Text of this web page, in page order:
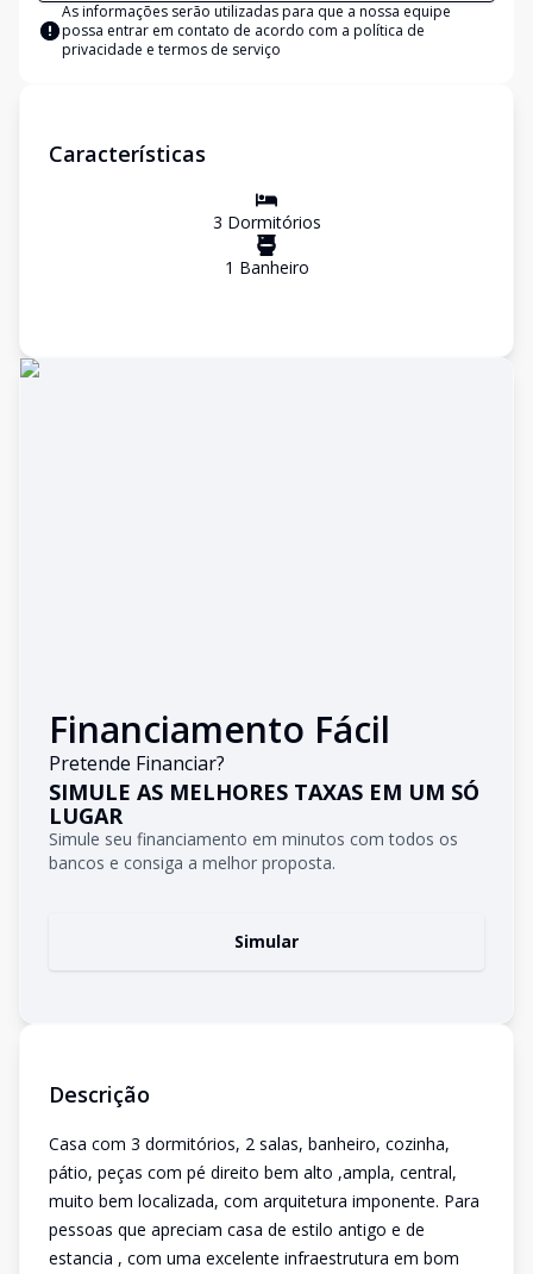
As informações serão utilizadas para que a nossa equipe
possa entrar em contato de acordo com a política de
privacidade e termos de serviço
Características
3 Dormitórios
1 Banheiro
Financiamento Fácil
Pretende Financiar?
SIMULE AS MELHORES TAXAS EM UM SÓ
LUGAR
Simule seu financiamento em minutos com todos os
bancos e consiga a melhor proposta.
Simular
Descrição
Casa com 3 dormitórios, 2 salas, banheiro, cozinha,
pátio, peças com pé direito bem alto ,ampla, central,
muito bem localizada, com arquitetura imponente. Para
pessoas que apreciam casa de estilo antigo e de
estancia , com uma excelente infraestrutura em bom